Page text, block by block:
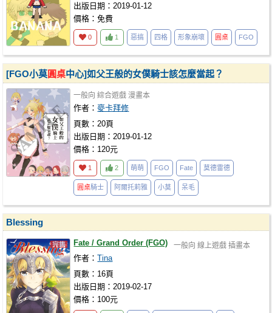
出版日期：2019-01-12
價格：免費
0 1 惡搞 四格 形象崩壞 圓桌 FGO
[FGO小莫圓桌中心]如父王般的女僕騎士該怎麼當起？
一般向 綜合遊戲 漫畫本
作者：麥卡拜修
頁數：20頁
出版日期：2019-01-12
價格：120元
1 2 萌萌 FGO Fate 莫德雷德
圓桌騎士 阿爾托莉雅 小莫 呆毛
Blessing
Fate / Grand Order (FGO) 一般向 線上遊戲 插畫本
作者：Tina
頁數：16頁
出版日期：2019-02-17
價格：100元